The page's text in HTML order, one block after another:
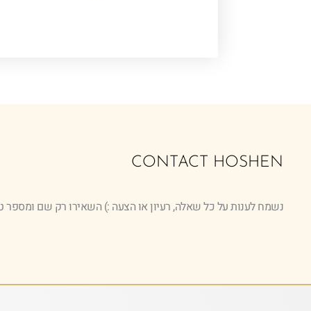
CONTACT HOSHEN
נשמח לענות על כל שאלה, רעיון או הצעה :) השאירו רק שם ומספר